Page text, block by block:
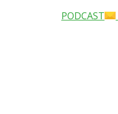
PODCAST